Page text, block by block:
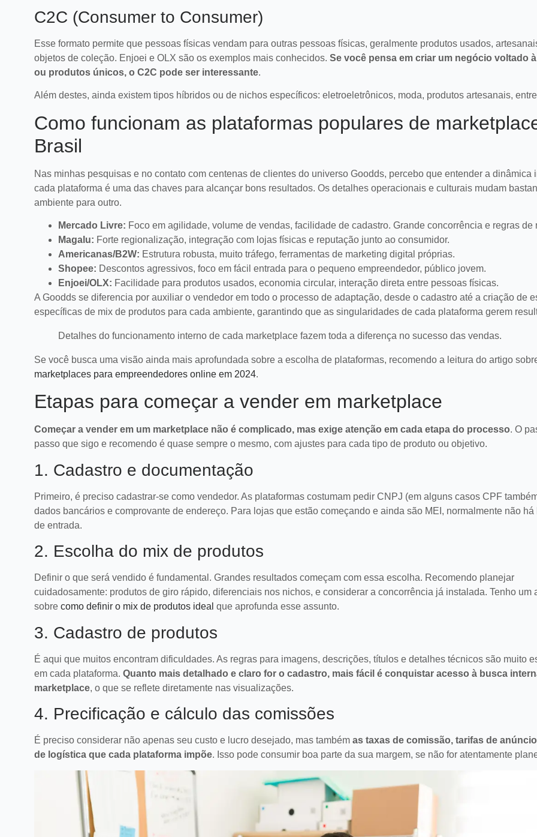
C2C (Consumer to Consumer)
Esse formato permite que pessoas físicas vendam para outras pessoas físicas, geralmente produtos usados,
objetos de coleção. Enjoei e OLX são os exemplos mais conhecidos. Se você pensa em criar um negócio voltado
ou produtos únicos, o C2C pode ser interessante.
Além destes, ainda existem tipos híbridos ou de nichos específicos: eletroeletrônicos, moda, produtos artesanais,
Como funcionam as plataformas populares de
Brasil
Nas minhas pesquisas e no contato com centenas de clientes do universo Goodds, percebo que entender a dinâmica
cada plataforma é uma das chaves para alcançar bons resultados. Os detalhes operacionais e culturais mudam
ambiente para outro.
Mercado Livre: Foco em agilidade, volume de vendas, facilidade de cadastro. Grande concorrência e regras de
Magalu: Forte regionalização, integração com lojas físicas e reputação junto ao consumidor.
Americanas/B2W: Estrutura robusta, muito tráfego, ferramentas de marketing digital próprias.
Shopee: Descontos agressivos, foco em fácil entrada para o pequeno empreendedor, público jovem.
Enjoei/OLX: Facilidade para produtos usados, economia circular, interação direta entre pessoas físicas.
A Goodds se diferencia por auxiliar o vendedor em todo o processo de adaptação, desde o cadastro até a criação de
específicas de mix de produtos para cada ambiente, garantindo que as singularidades de cada plataforma gerem
Detalhes do funcionamento interno de cada marketplace fazem toda a diferença no sucesso das vendas.
Se você busca uma visão ainda mais aprofundada sobre a escolha de plataformas, recomendo a leitura do artigo
marketplaces para empreendedores online em 2024.
Etapas para começar a vender em marketplace
Começar a vender em um marketplace não é complicado, mas exige atenção em cada etapa do processo. O
passo que sigo e recomendo é quase sempre o mesmo, com ajustes para cada tipo de produto ou objetivo.
1. Cadastro e documentação
Primeiro, é preciso cadastrar-se como vendedor. As plataformas costumam pedir CNPJ (em alguns casos CPF
dados bancários e comprovante de endereço. Para lojas que estão começando e ainda são MEI, normalmente não há
de entrada.
2. Escolha do mix de produtos
Definir o que será vendido é fundamental. Grandes resultados começam com essa escolha. Recomendo planejar
cuidadosamente: produtos de giro rápido, diferenciais nos nichos, e considerar a concorrência já instalada. Tenho um
sobre como definir o mix de produtos ideal que aprofunda esse assunto.
3. Cadastro de produtos
É aqui que muitos encontram dificuldades. As regras para imagens, descrições, títulos e detalhes técnicos são muito
em cada plataforma. Quanto mais detalhado e claro for o cadastro, mais fácil é conquistar acesso à busca
marketplace, o que se reflete diretamente nas visualizações.
4. Precificação e cálculo das comissões
É preciso considerar não apenas seu custo e lucro desejado, mas também as taxas de comissão, tarifas de
de logística que cada plataforma impõe. Isso pode consumir boa parte da sua margem, se não for atentamente